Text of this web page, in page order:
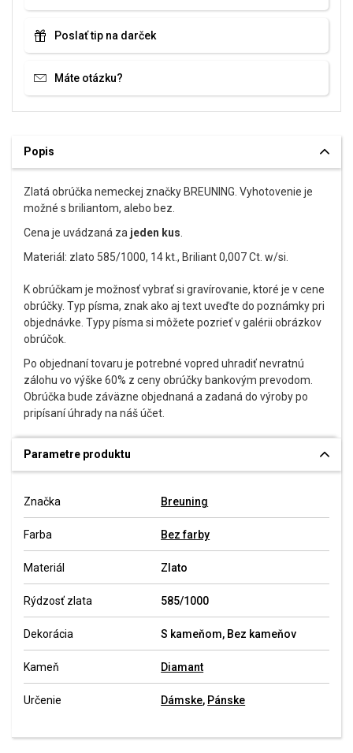
Poslať tip na darček
Máte otázku?
Popis
Zlatá obrúčka nemeckej značky BREUNING. Vyhotovenie je
možné s briliantom, alebo bez.
Cena je uvádzaná za jeden kus
Materiál: zlato 585/1000, 14 kt., Briliant 0,007 Ct. w/si.
K obrúčkam je možnosť vybrať si gravírovanie, ktoré je v cene
obrúčky. Typ písma, znak ako aj text uveďte do poznámky pri
objednávke. Typy písma si môžete pozrieť v galérii obrázkov
obrúčok.
Po objednaní tovaru je potrebné vopred uhradiť nevratnú
zálohu vo výške 60% z ceny obrúčky bankovým prevodom.
Obrúčka bude záväzne objednaná a zadaná do výroby po
pripísaní úhrady na náš účet.
Parametre produktu
Značka Breuning
Farba Bez farby
Materiál Zlato
Rýdzosť zlata 585/1000
Dekorácia S kameňom, Bez kameňov
Kameň Diamant
Určenie Dámske, Pánske